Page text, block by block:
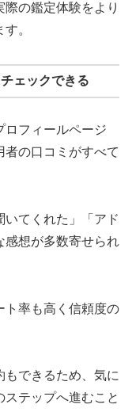
の鑑定体験をより
。
ェックできる
ロフィールページ
者の口コミがすべて
てくれた」「アド
感想が多数寄せられ
ト率も高く信頼度の
もできるため、気に
テップへ進むこと